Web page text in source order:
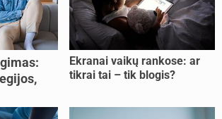
Ekranai vaikų rankose: ar
tikrai tai – tik blogis?